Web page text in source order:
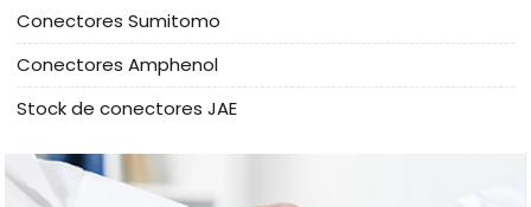
Conectores Sumitomo
Conectores Amphenol
Stock de conectores JAE